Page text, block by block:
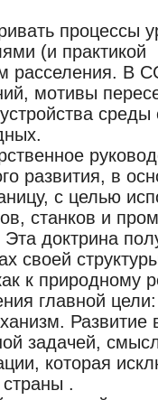
процессы
(и практикой
расселения. В
мотивы
среды
развития, в
с целью
станков и
доктрина
своей
к природному
главной
Развитие
задачей,
которая
.